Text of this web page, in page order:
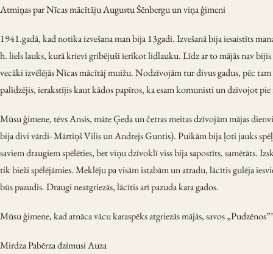
Atmiņas par Nīcas mācītāju Augustu Šēnbergu un viņa ģimeni
1941.gadā, kad notika izvešana man bija 13gadi. Izvešanā bija iesaistīts
h. liels lauks, kurā krievi gribējuši ierīkot lidlauku. Līdz ar to mājās nav
vecāki izvēlējās Nīcas mācītāj muižu. Nodzīvojām tur divus gadus, pēc tam
palīdzējis, ierakstījis kaut kādos papīros, ka esam komunisti un dzīvojot
Mūsu ģimene, tēvs Ansis, māte Ģeda un četras meitas dzīvojām mājas
bija divi vārdi- Mārtiņš Vilis un Andrejs Guntis). Puikām bija ļoti jauks
saviem draugiem spēlēties, bet viņu dzīvoklī viss bija sapostīts, samētāts.
tik bieži spēlējāmies. Meklēju pa visām istabām un atradu, lācītis gulēja
būs pazudis. Draugi neatgriezās, lācītis arī pazuda kara gados.
Mūsu ģimene, kad atnāca vācu karaspēks atgriezās mājās, savos
Mirdza Pabērza dzimusi Auza